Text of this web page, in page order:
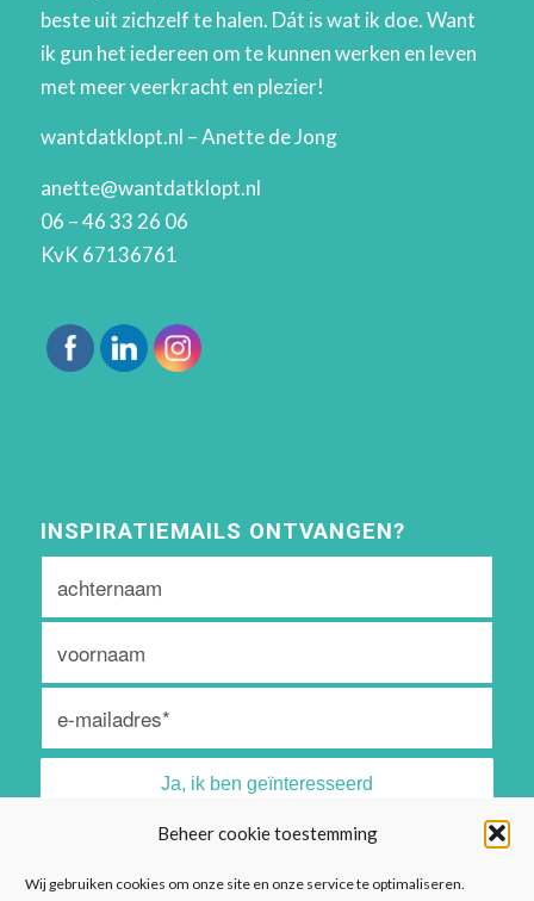
Beheer cookie toestemming
Wij gebruiken cookies om onze site en onze service te optimaliseren.
beste uit zichzelf te halen. Dát is wat ik doe. Want
ik gun het iedereen om te kunnen werken en leven
met meer veerkracht en plezier!
wantdatklopt.nl – Anette de Jong
anette@wantdatklopt.nl
06 – 46 33 26 06
KvK 67136761
INSPIRATIEMAILS ONTVANGEN?
Algemene voorwaarden vind jehier